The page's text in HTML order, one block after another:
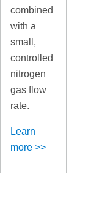
combined
with a
small,
controlled
nitrogen
gas flow
rate.
Learn
more >>